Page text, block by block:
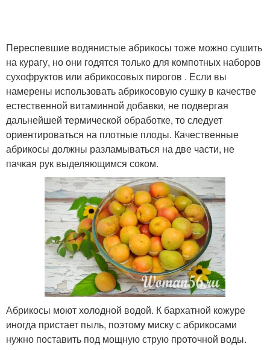
Переспевшие водянистые абрикосы тоже можно сушить
на курагу, но они годятся только для компотных наборов
сухофруктов или абрикосовых пирогов . Если вы
намерены использовать абрикосовую сушку в качестве
естественной витаминной добавки, не подвергая
дальнейшей термической обработке, то следует
ориентироваться на плотные плоды. Качественные
абрикосы должны разламываться на две части, не
пачкая рук выделяющимся соком.
Абрикосы моют холодной водой. К бархатной кожуре
иногда пристает пыль, поэтому миску с абрикосами
нужно поставить под мощную струю проточной воды.